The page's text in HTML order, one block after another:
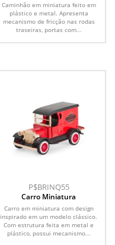
Caminhão em miniatura feito em
plástico e metal. Apresenta
mecanismo de fricção nas rodas
traseiras, portas com...
P$BRINQ55
Carro Miniatura
Carro em miniatura com design
inspirado em um modelo clássico.
Com estrutura feita em metal e
plástico, possui mecanismo...